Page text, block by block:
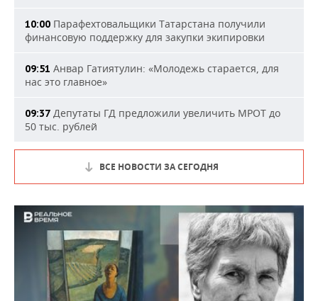
10:00 Парафехтовальщики Татарстана получили
финансовую поддержку для закупки экипировки
09:51 Анвар Гатиятулин: «Молодежь старается, для
нас это главное»
09:37 Депутаты ГД предложили увеличить МРОТ до
50 тыс. рублей
ВСЕ НОВОСТИ ЗА СЕГОДНЯ